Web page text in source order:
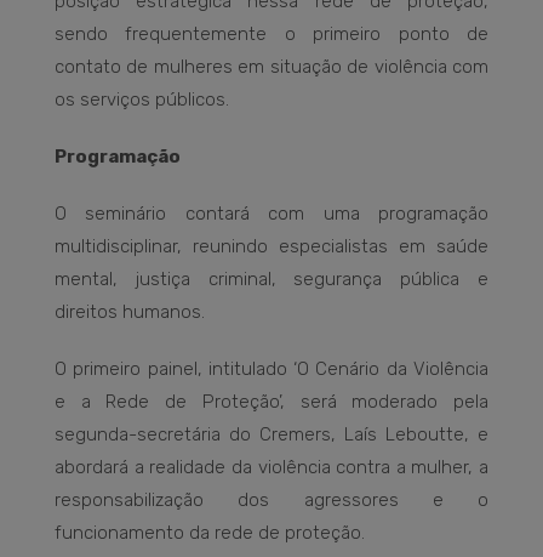
sendo frequentemente o primeiro ponto de
contato de mulheres em situação de violência com
os serviços públicos.
Programação
O seminário contará com uma programação
multidisciplinar, reunindo especialistas em saúde
mental, justiça criminal, segurança pública e
direitos humanos.
O primeiro painel, intitulado ‘O Cenário da Violência
e a Rede de Proteção’, será moderado pela
segunda-secretária do Cremers, Laís Leboutte, e
abordará a realidade da violência contra a mulher, a
responsabilização dos agressores e o
funcionamento da rede de proteção.